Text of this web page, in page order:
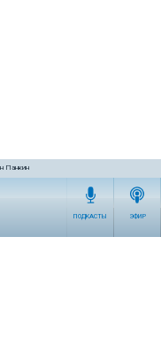
Панкин
ПОДКАСТЫ ЭФИР